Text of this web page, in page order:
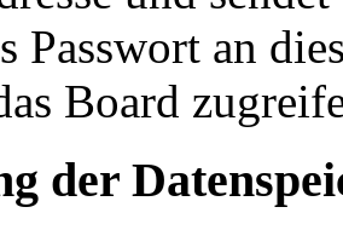
Passwort an
Board
der